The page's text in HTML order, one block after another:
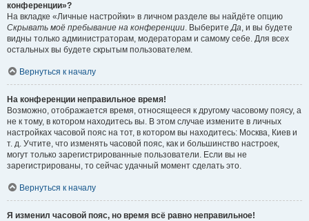
конференции»?
На вкладке «Личные настройки» в личном разделе вы найдёте опцию
Скрывать моё пребывание на конференции. ВыберитеДа, и вы будете
видны только администраторам, модераторам и самому себе. Для всех
остальных вы будете скрытым пользователем.
Вернуться к началу
На конференции неправильное время!
Возможно, отображается время, относящееся к другому часовому поясу, а
не к тому, в котором находитесь вы. В этом случае измените в личных
настройках часовой пояс на тот, в котором вы находитесь: Москва, Киев и
т. д. Учтите, что изменять часовой пояс, как и большинство настроек,
могут только зарегистрированные пользователи. Если вы не
зарегистрированы, то сейчас удачный момент сделать это.
Вернуться к началу
Я изменил часовой пояс, но время всё равно неправильное!